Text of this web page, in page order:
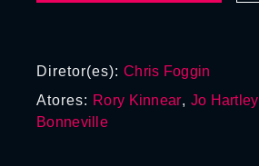
Diretor(es): Chris Foggin
Atores: Rory Kinnear, Jo Hartley
Bonneville